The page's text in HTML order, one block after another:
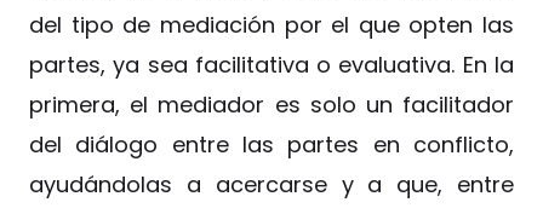
del tipo de mediación por el que opten las
partes, ya sea facilitativa o evaluativa. En la
primera, el mediador es solo un facilitador
del diálogo entre las partes en conflicto,
ayudándolas a acercarse y a que, entre